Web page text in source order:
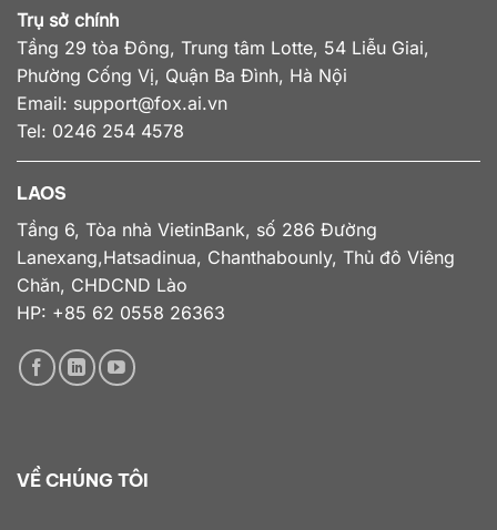
Trụ sở chính
Tầng 29 tòa Đông, Trung tâm Lotte, 54 Liễu Giai,
Phường Cống Vị, Quận Ba Đình, Hà Nội
Email: support@fox.ai.vn
Tel: 0246 254 4578
LAOS
Tầng 6, Tòa nhà VietinBank, số 286 Đường
Lanexang,Hatsadinua, Chanthabounly, Thủ đô Viêng
Chăn, CHDCND Lào
HP: +85 62 0558 26363
VỀ CHÚNG TÔI